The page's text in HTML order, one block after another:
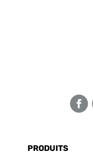
PRODUITS